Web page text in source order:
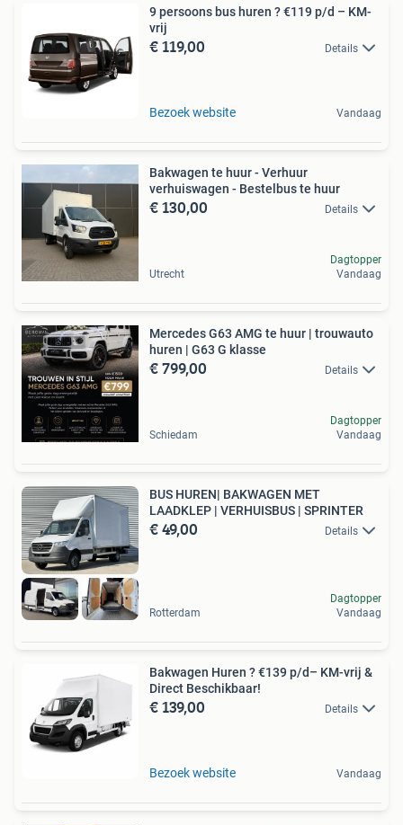
9 persoons bus huren ? €119 p/d – KM-
vrij
€ 119,00 Details
Bezoek website Vandaag
Bakwagen te huur - Verhuur
verhuiswagen - Bestelbus te huur
€ 130,00 Details
Utrecht
Dagtopper
Vandaag
Mercedes G63 AMG te huur | trouwauto
huren | G63 G klasse
€ 799,00 Details
Schiedam
Dagtopper
Vandaag
BUS HUREN| BAKWAGEN MET
LAADKLEP | VERHUISBUS | SPRINTER
€ 49,00 Details
Rotterdam
Dagtopper
Vandaag
Bakwagen Huren ? €139 p/d– KM-vrij &
Direct Beschikbaar!
€ 139,00 Details
Bezoek website Vandaag